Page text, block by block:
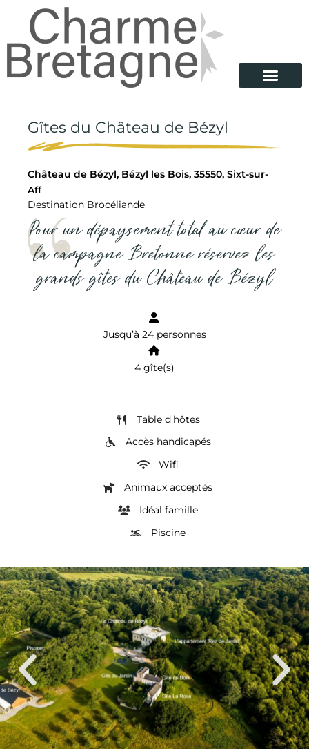
Gîtes du Château de Bézyl
Château de Bézyl, Bézyl les Bois, 35550, Sixt-sur-
Aff
Destination Brocéliande
Pour un dépaysement total au cœur de
la campagne Bretonne réservez les
grands gîtes du Château de Bézyl
Jusqu’à 24 personnes
4 gîte(s)
Table d'hôtes
Accès handicapés
Wifi
Animaux acceptés
Idéal famille
Piscine